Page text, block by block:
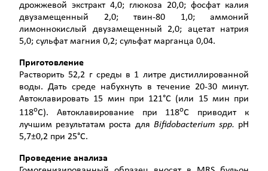
дрожжевой экстракт 4,0; глюкоза 20,0; фосфат калия
двузамещенный 2,0; твин-80 1,0; аммоний
лимоннокислый двузамещенный 2,0; ацетат натрия
5,0; сульфат магния 0,2; сульфат марганца 0,04.
Приготовление
Растворить 52,2 г среды в 1 литре дистиллированной
воды. Дать среде набухнуть в течение 20-30 минут.
Автоклавировать 15 мин при 121°С (или 15 мин при
118оС). Автоклавирование при 118оС приводит к
лучшим результатам роста для Bifidobacterium spp. рН
5,7±0,2 при 25°С.
Проведение анализа